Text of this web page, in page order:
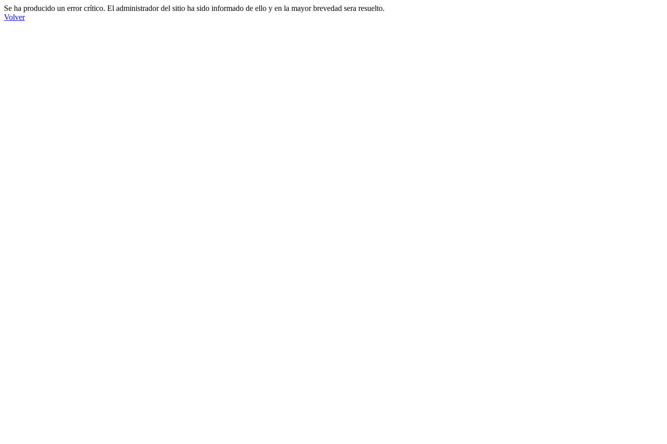
Se ha producido un error crítico. El administrador del sitio ha sido informado de ello y en la mayor brevedad sera resuelto.
Volver